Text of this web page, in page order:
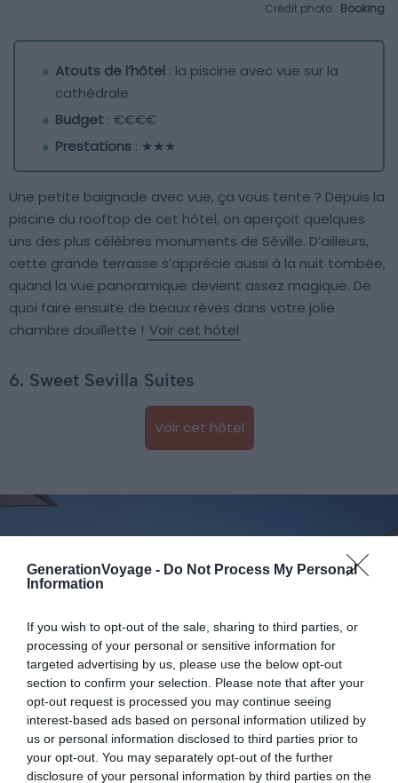
GenerationVoyage - Do Not Process My Personal
Information
If you wish to opt-out of the sale, sharing to third parties, or
processing of your personal or sensitive information for
targeted advertising by us, please use the below opt-out
section to confirm your selection. Please note that after your
opt-out request is processed you may continue seeing
interest-based ads based on personal information utilized by
us or personal information disclosed to third parties prior to
your opt-out. You may separately opt-out of the further
disclosure of your personal information by third parties on the
Crédit photo : Booking
Atouts de l’hôtel : la piscine avec vue sur la
cathédrale
Budget : €€€€
Prestations : ★★★
Une petite baignade avec vue, ça vous tente ? Depuis la
piscine du rooftop de cet hôtel, on aperçoit quelques
uns des plus célèbres monuments de Séville. D’ailleurs,
cette grande terrasse s’apprécie aussi à la nuit tombée,
quand la vue panoramique devient assez magique. De
quoi faire ensuite de beaux rêves dans votre jolie
chambre douillette ! Voir cet hôtel
6. Sweet Sevilla Suites
Voir cet hôtel
Crédit photo :Booking